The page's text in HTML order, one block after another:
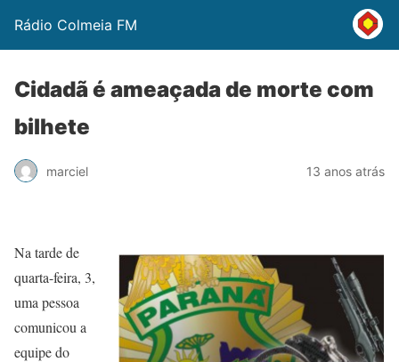
Rádio Colmeia FM
Cidadã é ameaçada de morte com
bilhete
marciel 13 anos atrás
Na tarde de
quarta-feira, 3,
uma pessoa
comunicou a
equipe do